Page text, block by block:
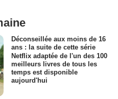
Déconseillée aux moins de 16
ans : la suite de cette série
Netflix adaptée de l'un des 100
meilleurs livres de tous les
temps est disponible
aujourd'hui